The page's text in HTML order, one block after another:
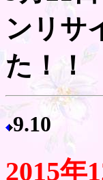
ンリサ
た！！
9.10
2015年